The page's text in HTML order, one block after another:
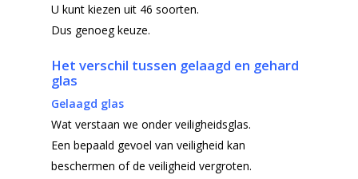
U kunt kiezen uit 46 soorten.
Dus genoeg keuze.
Het verschil tussen gelaagd en gehard
glas
Gelaagd glas
Wat verstaan we onder veiligheidsglas.
Een bepaald gevoel van veiligheid kan
beschermen of de veiligheid vergroten.